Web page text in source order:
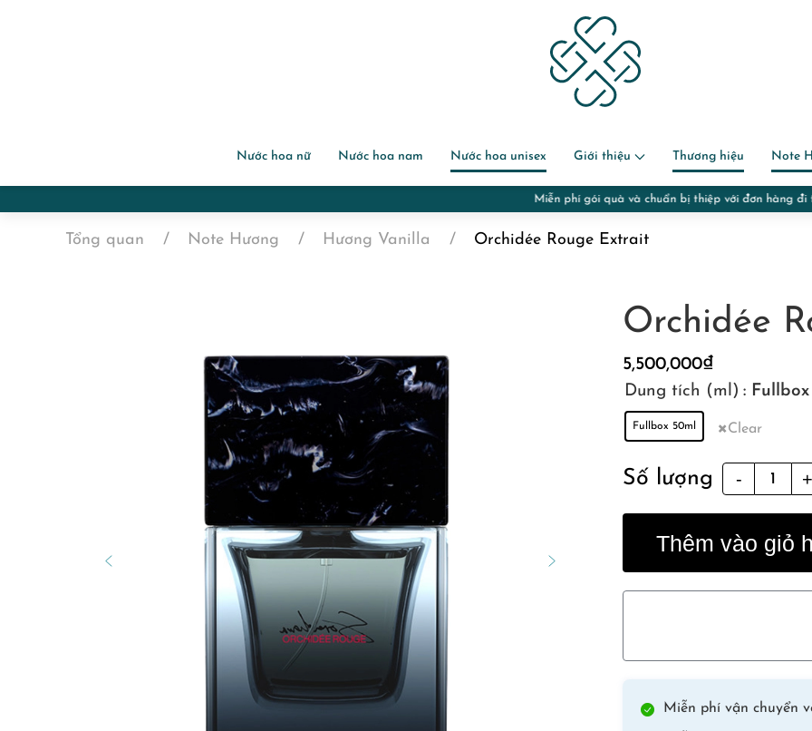
Nước hoa nữ Nước hoa nam Nước hoa unisex Giới thiệu Thương hiệu Note
Miễn phí gói quà và chuẩn bị thiệp với đơn hàng đi tặng
Tổng quan Note Hương Hương Vanilla Orchidée Rouge Extrait
Orchidée
5,500,000₫
Dung tích (ml) :
Fullbox 50ml Clear
Số lượng
Orchidée
Rouge
Extrait
quantity
Thêm vào giỏ
Miễn phí vận chuyển